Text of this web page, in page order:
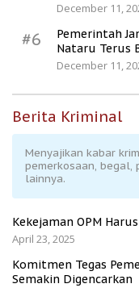
December 11,
#6
Pemerintah
Nataru Terus
December 11,
Berita Kriminal
Menyajikan kabar
pemerkosaan, begal,
lainnya.
Kekejaman OPM
April 23, 2025
Komitmen Tegas
Semakin Digencarkan